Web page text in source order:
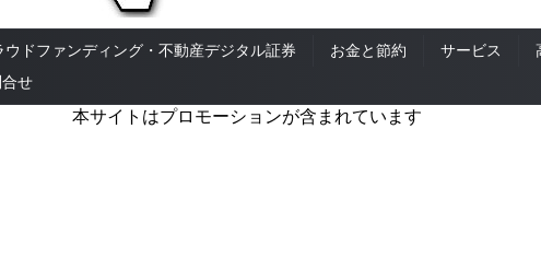
ウドファンディング・不動産デジタル証券 お金と節約 サービス
せ
本サイトはプロモーションが含まれています